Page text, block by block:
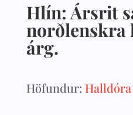
Hlín: Ársrit
norðlenskra
árg.
Höfundur: